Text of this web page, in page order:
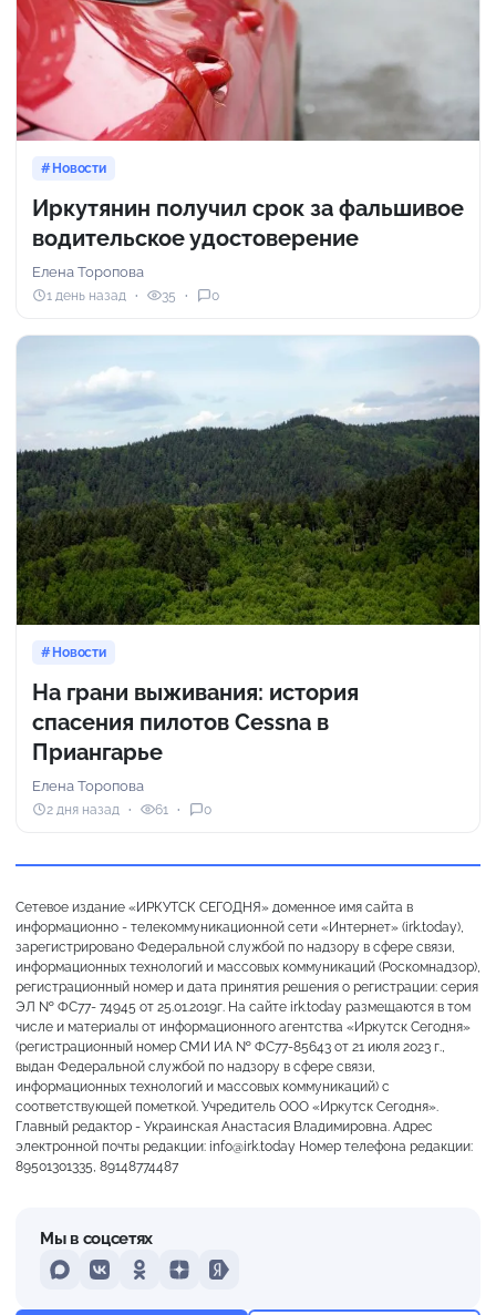
Новости
Иркутянин получил срок за фальшивое
водительское удостоверение
Елена Торопова
1 день назад 35 0
Новости
На грани выживания: история
спасения пилотов Cessna в
Приангарье
Елена Торопова
2 дня назад 61 0
Сетевое издание «ИРКУТСК СЕГОДНЯ» доменное имя сайта в
информационно - телекоммуникационной сети «Интернет» (irk.today),
зарегистрировано Федеральной службой по надзору в сфере связи,
информационных технологий и массовых коммуникаций (Роскомнадзор),
регистрационный номер и дата принятия решения о регистрации: серия
ЭЛ № ФС77- 74945 от 25.01.2019г. На сайте irk.today размещаются в том
числе и материалы от информационного агентства «Иркутск Сегодня»
(регистрационный номер СМИ ИА № ФС77-85643 от 21 июля 2023 г.,
выдан Федеральной службой по надзору в сфере связи,
информационных технологий и массовых коммуникаций) с
соответствующей пометкой. Учредитель ООО «Иркутск Сегодня».
Главный редактор - Украинская Анастасия Владимировна. Адрес
электронной почты редакции: info@irk.today Номер телефона редакции:
89501301335, 89148774487
Мы в соцсетях
MAXVKontakteOdnoklassniki
DzenYandex